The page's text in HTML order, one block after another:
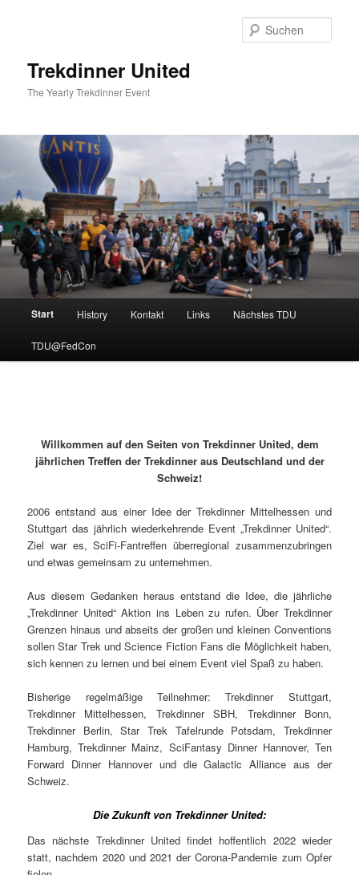
Trekdinner United
The Yearly Trekdinner Event
Hauptmenü
Start History Kontakt Links Nächstes TDU
TDU@FedCon
Willkommen auf den Seiten von Trekdinner United, dem
jährlichen Treffen der Trekdinner aus Deutschland und der
Schweiz!
2006 entstand aus einer Idee der Trekdinner Mittelhessen und
Stuttgart das jährlich wiederkehrende Event „Trekdinner United“.
Ziel war es, SciFi-Fantreffen überregional zusammenzubringen
und etwas gemeinsam zu unternehmen.
Aus diesem Gedanken heraus entstand die Idee, die jährliche
„Trekdinner United“ Aktion ins Leben zu rufen. Über Trekdinner
Grenzen hinaus und abseits der großen und kleinen Conventions
sollen Star Trek und Science Fiction Fans die Möglichkeit haben,
sich kennen zu lernen und bei einem Event viel Spaß zu haben.
Bisherige regelmäßige Teilnehmer: Trekdinner Stuttgart,
Trekdinner Mittelhessen, Trekdinner SBH, Trekdinner Bonn,
Trekdinner Berlin, Star Trek Tafelrunde Potsdam, Trekdinner
Hamburg, Trekdinner Mainz, SciFantasy Dinner Hannover, Ten
Forward Dinner Hannover und die Galactic Alliance aus der
Schweiz.
Die Zukunft von Trekdinner United:
Das nächste Trekdinner United findet hoffentlich 2022 wieder
statt, nachdem 2020 und 2021 der Corona-Pandemie zum Opfer